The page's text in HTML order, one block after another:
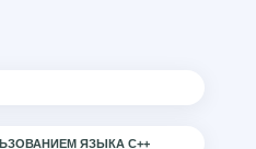
ЯЗЫКА С++